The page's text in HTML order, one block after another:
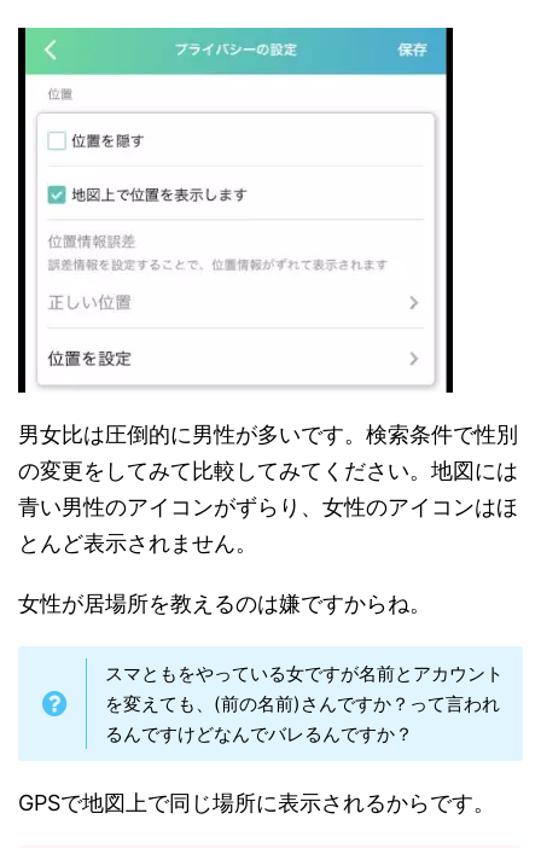
男女比は圧倒的に男性が多いです。検索条件で性別
の変更をしてみて比較してみてください。地図には
青い男性のアイコンがずらり、女性のアイコンはほ
とんど表示されません。
女性が居場所を教えるのは嫌ですからね。
スマともをやっている女ですが名前とアカウント
を変えても、(前の名前)さんですか？って言われ
るんですけどなんでバレるんですか？
GPSで地図上で同じ場所に表示されるからです。